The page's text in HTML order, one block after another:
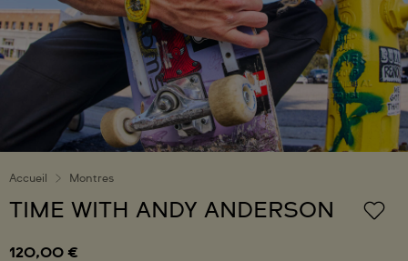
Accueil Montres
TIME WITH ANDY ANDERSON
120,00 €